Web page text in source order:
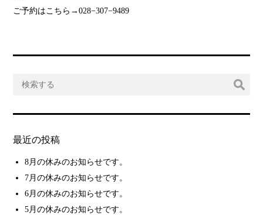
ご予約はこちら→028−307−9489
最近の投稿
8月の休みのお知らせです。
7月の休みのお知らせです。
6月の休みのお知らせです。
5月の休みのお知らせです。